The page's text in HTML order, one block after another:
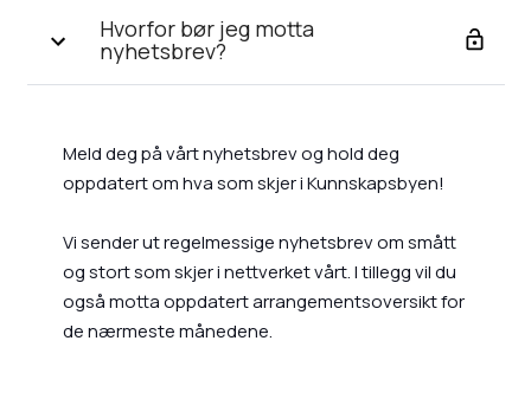
Hvorfor bør jeg motta
nyhetsbrev?
Meld deg på vårt nyhetsbrev og hold deg
oppdatert om hva som skjer i Kunnskapsbyen!
Vi sender ut regelmessige nyhetsbrev om smått
og stort som skjer i nettverket vårt. I tillegg vil du
også motta oppdatert arrangementsoversikt for
de nærmeste månedene.